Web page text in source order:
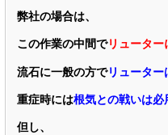
弊社の場合は、
この作業の中間でリューター
流石に一般の方でリューター
重症時には根気との戦いは必
但し、